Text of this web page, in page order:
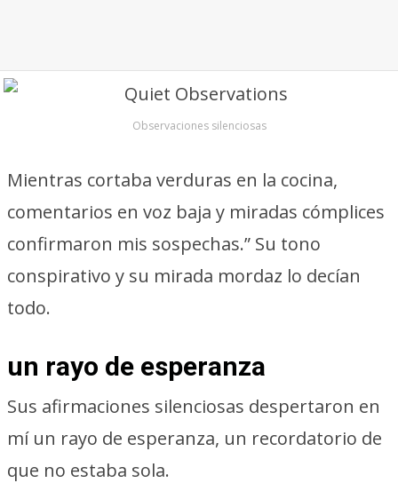
Observaciones silenciosas
Mientras cortaba verduras en la cocina,
comentarios en voz baja y miradas cómplices
confirmaron mis sospechas.” Su tono
conspirativo y su mirada mordaz lo decían
todo.
un rayo de esperanza
Sus afirmaciones silenciosas despertaron en
mí un rayo de esperanza, un recordatorio de
que no estaba sola.